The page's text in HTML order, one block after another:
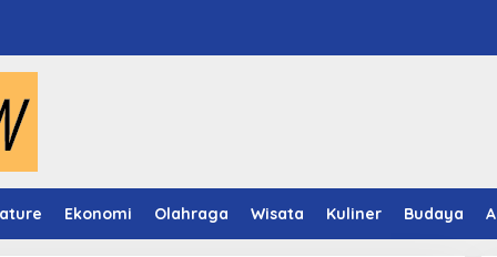
Ekonomi Olahraga Wisata Kuliner Budaya